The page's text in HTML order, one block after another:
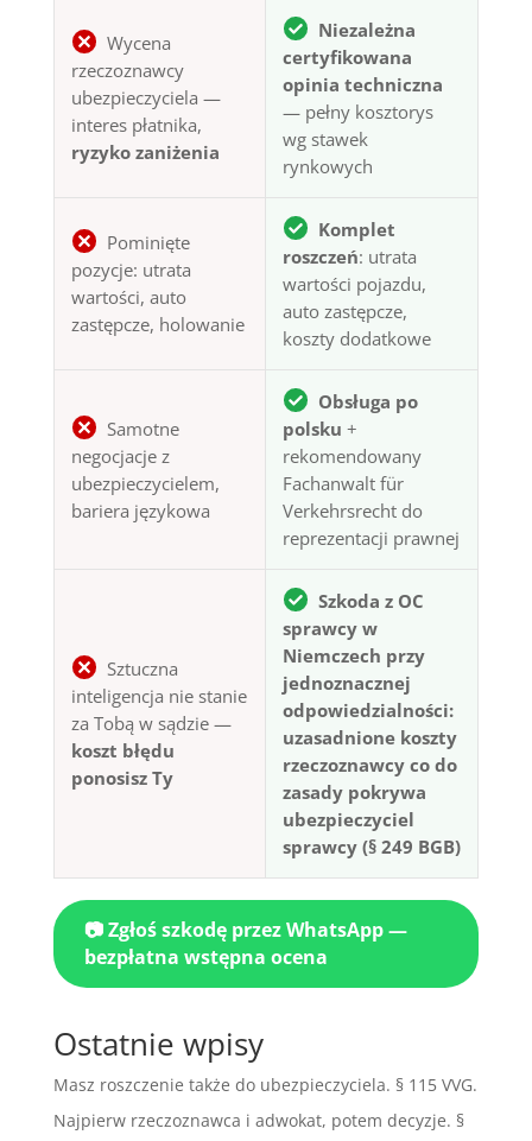
Wycena
rzeczoznawcy
ubezpieczyciela —
interes płatnika,
ryzyko zaniżenia
Niezależna
certyfikowana
opinia techniczna
— pełny kosztorys
wg stawek
rynkowych
Pominięte
pozycje: utrata
wartości, auto
zastępcze, holowanie
Komplet
roszczeń: utrata
wartości pojazdu,
auto zastępcze,
koszty dodatkowe
Samotne
negocjacje z
ubezpieczycielem,
bariera językowa
Obsługa po
polsku +
rekomendowany
Fachanwalt für
Verkehrsrecht do
reprezentacji prawnej
Sztuczna
inteligencja nie stanie
za Tobą w sądzie —
koszt błędu
ponosisz Ty
Szkoda z OC
sprawcy w
Niemczech przy
jednoznacznej
odpowiedzialności:
uzasadnione koszty
rzeczoznawcy co do
zasady pokrywa
ubezpieczyciel
sprawcy (§ 249 BGB)
📷 Zgłoś szkodę przez WhatsApp —
bezpłatna wstępna ocena
Ostatnie wpisy
Masz roszczenie także do ubezpieczyciela. § 115 VVG.
Najpierw rzeczoznawca i adwokat, potem decyzje. §